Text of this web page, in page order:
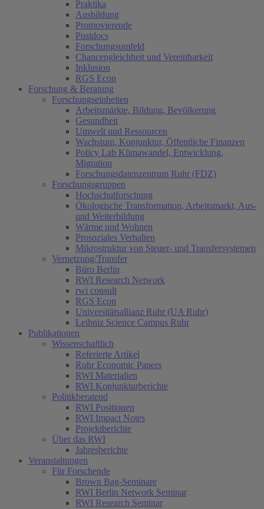
Praktika
Ausbildung
Promovierende
Postdocs
Forschungsumfeld
Chancengleichheit und Vereinbarkeit
Inklusion
RGS Econ
Forschung & Beratung
Forschungseinheiten
Arbeitsmärkte, Bildung, Bevölkerung
Gesundheit
Umwelt und Ressourcen
Wachstum, Konjunktur, Öffentliche Finanzen
Policy Lab Klimawandel, Entwicklung,
Migration
Forschungsdatenzentrum Ruhr (FDZ)
Forschungsgruppen
Hochschulforschung
Ökologische Transformation, Arbeitsmarkt, Aus-
und Weiterbildung
Wärme und Wohnen
Prosoziales Verhalten
Mikrostruktur von Steuer- und Transfersystemen
Vernetzung/Transfer
Büro Berlin
RWI Research Network
rwi consult
RGS Econ
Universitätsallianz Ruhr (UA Ruhr)
Leibniz Science Campus Ruhr
Publikationen
Wissenschaftlich
Referierte Artikel
Ruhr Economic Papers
RWI Materialien
RWI Konjunkturberichte
Politikberatend
RWI Positionen
RWI Impact Notes
Projektberichte
Über das RWI
Jahresberichte
Veranstaltungen
Für Forschende
Brown Bag-Seminare
RWI Berlin Network Seminar
RWI Research Seminar